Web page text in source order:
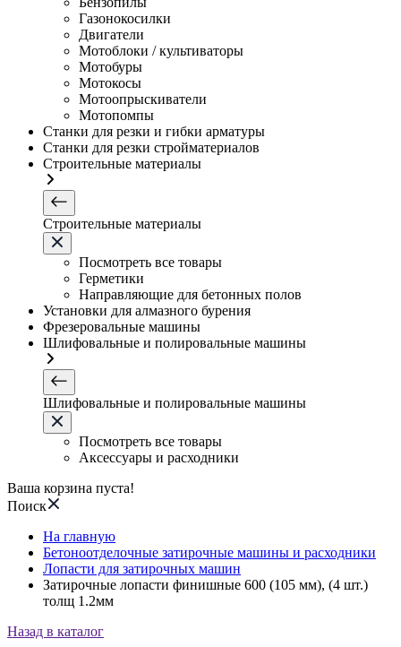
Газонокосилки
Двигатели
Мотоблоки / культиваторы
Мотобуры
Мотокосы
Мотоопрыскиватели
Мотопомпы
Станки для резки и гибки арматуры
Станки для резки стройматериалов
Строительные материалы
Строительные материалы
Посмотреть все товары
Герметики
Направляющие для бетонных полов
Установки для алмазного бурения
Фрезеровальные машины
Шлифовальные и полировальные машины
Шлифовальные и полировальные машины
Посмотреть все товары
Аксессуары и расходники
Ваша корзина пуста!
Поиск
На главную
Бетоноотделочные затирочные машины и расходники
Лопасти для затирочных машин
Затирочные лопасти финишные 600 (105 мм), (4 шт.)
толщ 1.2мм
Назад в каталог